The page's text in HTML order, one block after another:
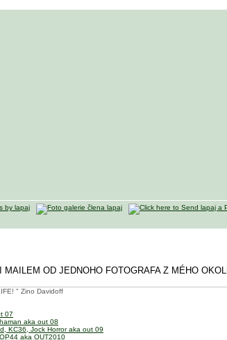
OD JEDNOHO FOTOGRAFA Z MÉHO
" Zino Davidoff
07
aka out 08
KC36, Jock Horror aka out 09
aka OUT2010